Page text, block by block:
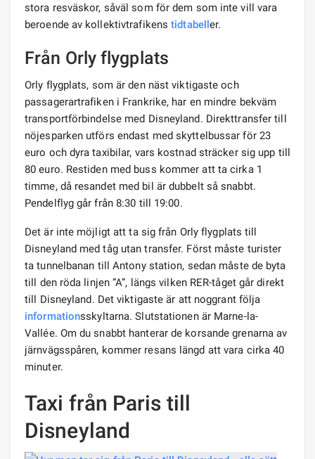
stora resväskor, såväl som för dem som inte vill vara
beroende av kollektivtrafikenstidtabeller.
Från Orly flygplats
Orly flygplats, som är den näst viktigaste och
passagerartrafiken i Frankrike, har en mindre bekväm
transportförbindelse med Disneyland. Direkttransfer till
nöjesparken utförs endast med skyttelbussar för 23
euro och dyra taxibilar, vars kostnad sträcker sig upp till
80 euro. Restiden med buss kommer att ta cirka 1
timme, då resandet med bil är dubbelt så snabbt.
Pendelflyg går från 8:30 till 19:00.
Det är inte möjligt att ta sig från Orly flygplats till
Disneyland med tåg utan transfer. Först måste turister
ta tunnelbanan till Antony station, sedan måste de byta
till den röda linjen ”A”, längs vilken RER-tåget går direkt
till Disneyland. Det viktigaste är att noggrant följa
informationsskyltarna. Slutstationen är Marne-la-
Vallée. Om du snabbt hanterar de korsande grenarna av
järnvägsspåren, kommer resans längd att vara cirka 40
minuter.
Taxi från Paris till
Disneyland